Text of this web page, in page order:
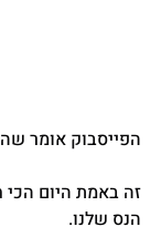
הפייסבוק אומר
זה באמת היום הכי
הנס שלנו.